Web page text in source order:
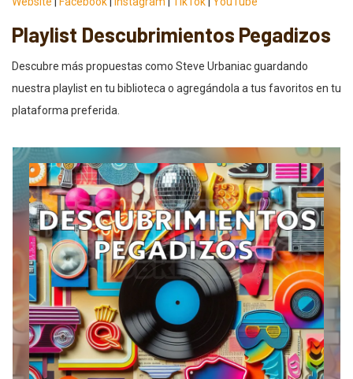
Playlist Descubrimientos Pegadizos
Descubre más propuestas como Steve Urbaniac guardando
nuestra playlist en tu biblioteca o agregándola a tus favoritos en tu
plataforma preferida.